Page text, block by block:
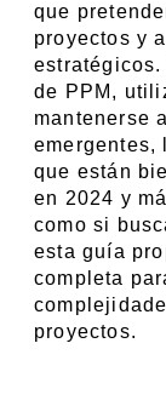
que
proyectos y
de PPM,
mantenerse
emergentes,
que están
en 2024 y
como si
esta guía
completa
proyectos.